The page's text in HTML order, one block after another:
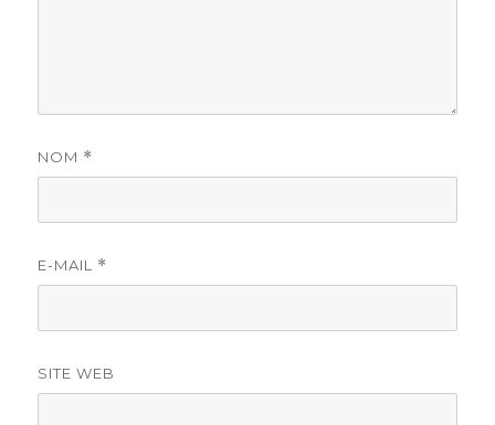
NOM *
E-MAIL *
SITE WEB